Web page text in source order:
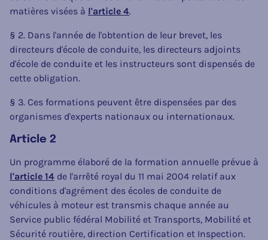
matières visées à l'article 4.
§ 2. Dans l'année de l'obtention de leur brevet, les
directeurs d'école de conduite, les directeurs adjoints
d'école de conduite et les instructeurs sont dispensés de
cette obligation.
§ 3. Ces formations peuvent être dispensées par des
organismes d'experts nationaux ou internationaux.
Article 2
Un programme élaboré de la formation annuelle prévue à
l'article 14 de l'arrêté royal du 11 mai 2004 relatif aux
conditions d'agrément des écoles de conduite de
véhicules à moteur est transmis chaque année au
Service public fédéral Mobilité et Transports, Mobilité et
Sécurité routière, direction Certification et Inspection.